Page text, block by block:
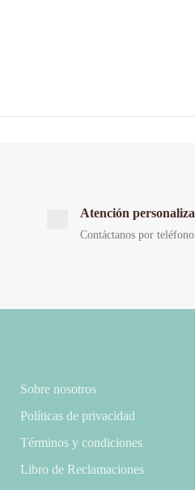
Atención
Contáctanos por
Sobre nosotros
Políticas de privacidad
Términos y condiciones
Libro de Reclamaciones